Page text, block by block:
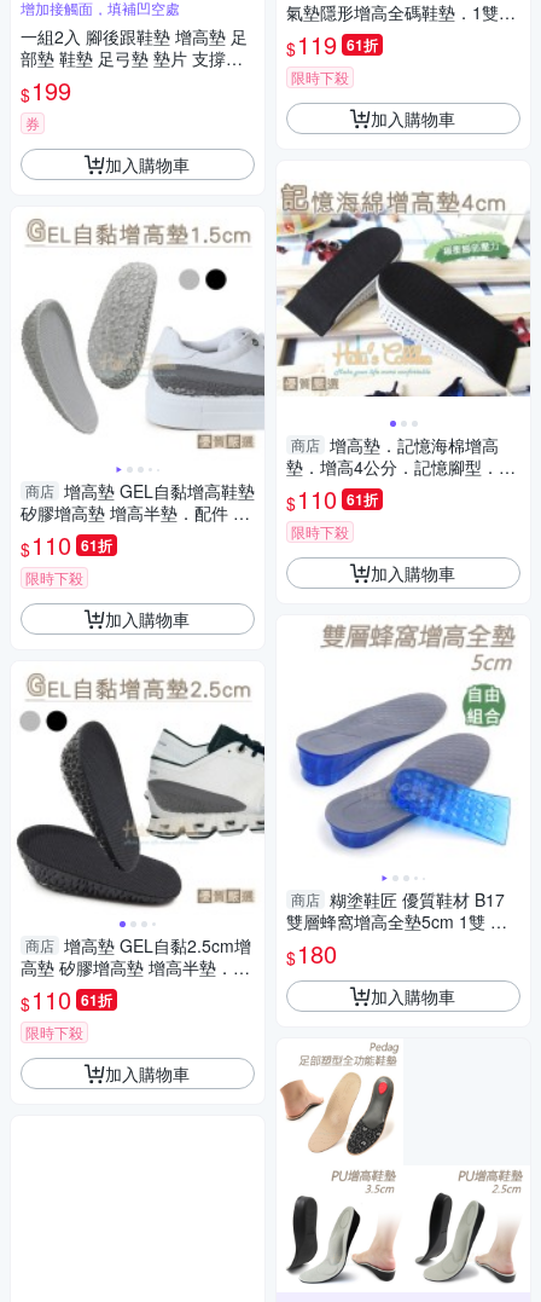
增加接觸面，填補凹空處
一組2入 腳後跟鞋墊 增高墊 足
部墊 鞋墊 足弓墊 墊片 支撐墊
軟墊 高跟鞋墊 腳後跟貼
$199
券
加入購物車
商店 增高墊 GEL自黏增高鞋墊
矽膠增高墊 增高半墊．配件 鞋
材【鞋鞋俱樂部】【906-B48】
$110 61折
限時下殺
加入購物車
商店 增高墊 GEL自黏2.5cm增
高墊 矽膠增高墊 增高半墊．配
件 鞋材【鞋鞋俱樂部】【906-
B49】
$110 61折
限時下殺
加入購物車
氣墊隱形增高全碼鞋墊．1雙6
片．單一尺寸【鞋鞋俱樂部】
【906-B20】
$119 61折
限時下殺
加入購物車
商店 增高墊．記憶海棉增高
墊．增高4公分．記憶腳型．吸
汗透氣．單一尺寸【鞋鞋俱樂
部】【906-B10】
$110 61折
限時下殺
加入購物車
商店 糊塗鞋匠 優質鞋材 B17
雙層蜂窩增高全墊5cm 1雙 蜂
窩增高半墊 蜂窩矽膠增高半墊
$180
加入購物車